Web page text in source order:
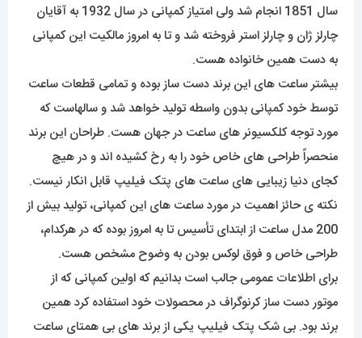
سال 1851 انجام شد ولی امتیاز کمپانی در سال 1932 به آقایان
چارلز ژان و چارلز استر فروخته شد و تا به امروز مالکیت این کمپانی
به دست همین خانواده هست.
بیشتر ساعت های این برند دست ساز بوده و تمامی قطعات ساعت
توسط خود کمپانی بدون واسطه تولید خواهد شد و سالهاست که
مورد توجه کلکسیونر های ساعت در جهان هست. طراحان این برند
منحصراً طراحی های خاص خود را به رخ کشیده اند و در هیچ
کجای دنیا زیبایی های ساعت های پتک فیلیپ قابل انکار نیست.
نکته ی حائز اهمیت در مورد ساعت های این کمپانی، تولید بیش از
200 مدل ساعت از ابتدای تأسیس تا به امروز بوده که در هرکدام،
طراحی خاص و فوق لوکس بودن به وضوح مشخص هست.
برای اطلاعات عمومی جالب است بدانیم که اولین کمپانی که از
موتور دست ساز کرنوگراف در محصولات خود استفاده کرد همین
برند بود. بی شک پتک فیلیپ یکی از برند های بی همتای ساعت